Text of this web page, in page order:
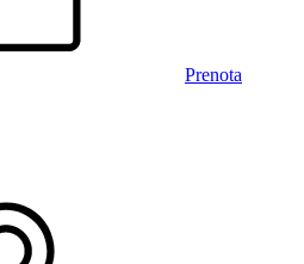
Prenota